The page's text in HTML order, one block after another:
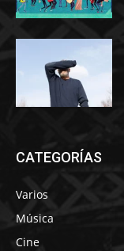
CATEGORÍAS
Varios
Música
Cine